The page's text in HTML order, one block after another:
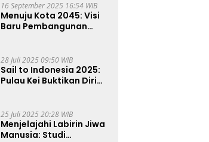
16 September 2025 16:54 WIB
Menuju Kota 2045: Visi
Baru Pembangunan
28 Juli 2025 09:50 WIB
Sail to Indonesia 2025:
Pulau Kei Buktikan Diri
25 Juli 2025 20:28 WIB
Menjelajahi Labirin Jiwa
Manusia: Studi